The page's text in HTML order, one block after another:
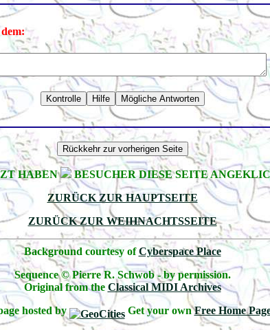
HABEN
BESUCHER DIESE SEITE
ZURÜCK ZUR HAUPTSEITE
ZURÜCK ZUR WEIHNACHTSSEITE
Background courtesy ofCyberspace Place
Sequence © Pierre R. Schwob - by permission.
Original from the Classical MIDI Archives
hosted by
Get your ownFree Home